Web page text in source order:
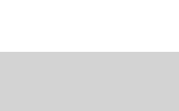
tela